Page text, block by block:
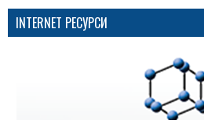
INTERNET РЕСУРСИ